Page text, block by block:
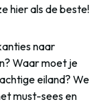
hier als de beste!
naar
Waar moet je
eiland? We
must-sees en